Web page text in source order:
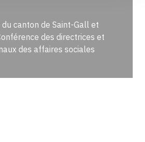
canton de Saint-Gall et
des directrices et
des affaires sociales